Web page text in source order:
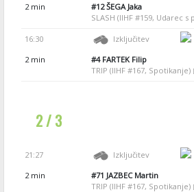
2 min
#12ŠEGA Jaka
SLASH (IIHF #159, Udarec s
16:30 Izključitev
2 min
#4FARTEK Filip
TRIP (IIHF #167, Spotikanje)
2 / 3
21:27 Izključitev
2 min
#71 JAZBEC Martin
TRIP (IIHF #167, Spotikanje)